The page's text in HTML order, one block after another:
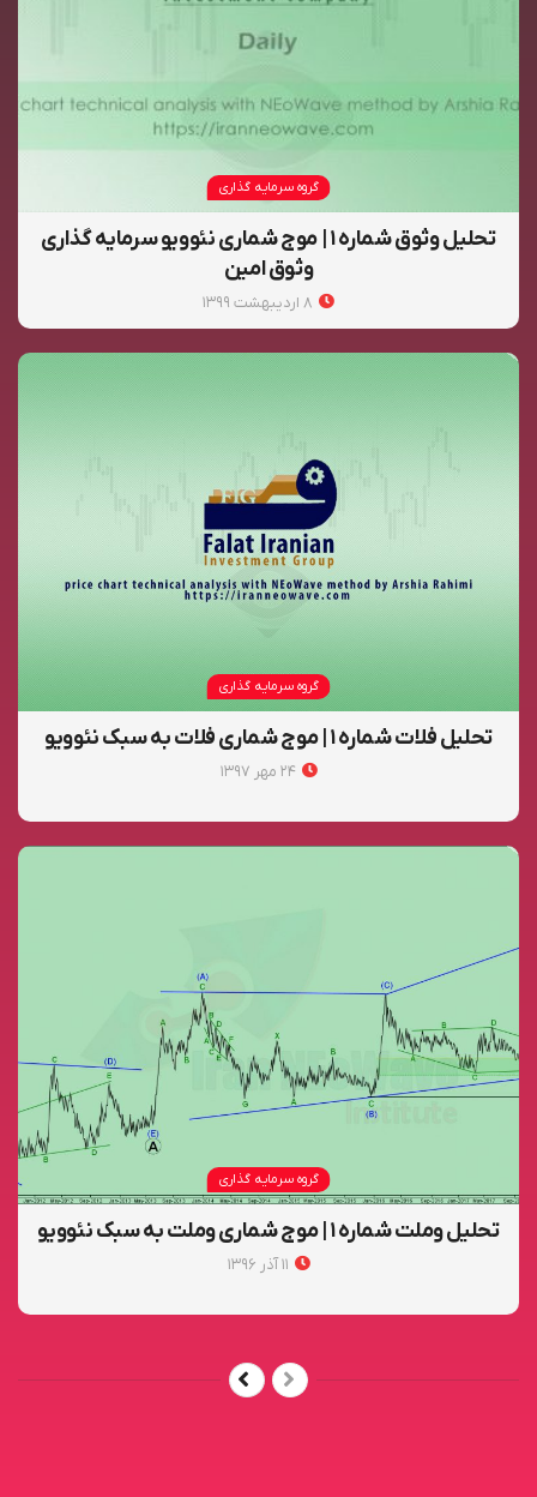
گروه سرمایه گذاری
تحلیل وثوق شماره ۱ | موج شماری نئوویو سرمایه گذاری
وثوق امین
گروه سرمایه گذاری
تحلیل فلات شماره ۱ | موج شماری فلات به سبک نئوویو
گروه سرمایه گذاری
تحلیل وملت شماره ۱ | موج شماری وملت به سبک نئوویو